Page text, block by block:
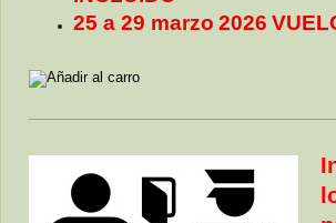
25 a 29 marzo 2026